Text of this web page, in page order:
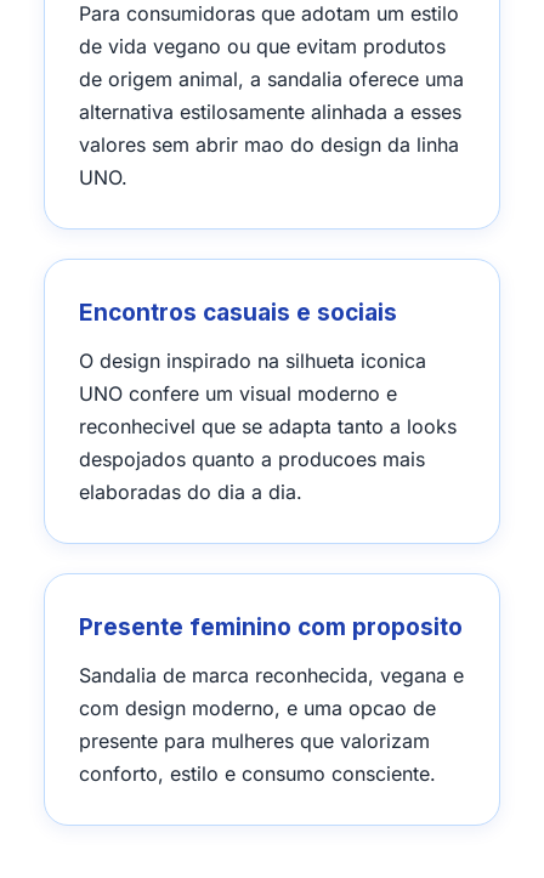
Para consumidoras que adotam um estilo
de vida vegano ou que evitam produtos
de origem animal, a sandalia oferece uma
alternativa estilosamente alinhada a esses
valores sem abrir mao do design da linha
UNO.
Encontros casuais e sociais
O design inspirado na silhueta iconica
UNO confere um visual moderno e
reconhecivel que se adapta tanto a looks
despojados quanto a producoes mais
elaboradas do dia a dia.
Presente feminino com proposito
Sandalia de marca reconhecida, vegana e
com design moderno, e uma opcao de
presente para mulheres que valorizam
conforto, estilo e consumo consciente.